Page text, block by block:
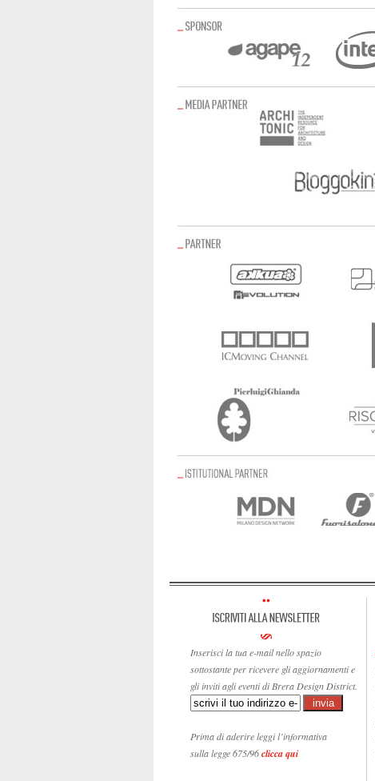
Inserisci la tua e-mail nello spazio
sottostante per ricevere gli aggiornamenti e
gli inviti agli eventi di Brera Design District.
Prima di aderire leggi l’informativa
sulla legge 675/96clicca qui